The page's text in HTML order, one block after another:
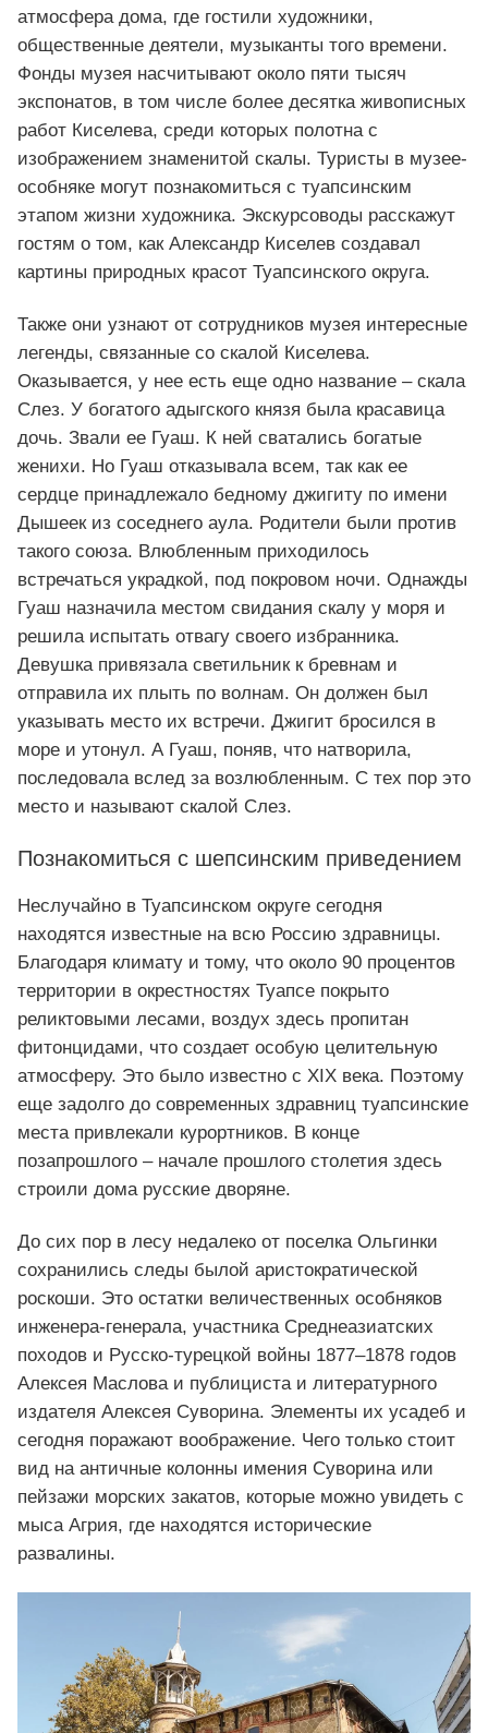
атмосфера дома, где гостили художники,
общественные деятели, музыканты того времени.
Фонды музея насчитывают около пяти тысяч
экспонатов, в том числе более десятка живописных
работ Киселева, среди которых полотна с
изображением знаменитой скалы. Туристы в музее-
особняке могут познакомиться с туапсинским
этапом жизни художника. Экскурсоводы расскажут
гостям о том, как Александр Киселев создавал
картины природных красот Туапсинского округа.
Также они узнают от сотрудников музея интересные
легенды, связанные со скалой Киселева.
Оказывается, у нее есть еще одно название – скала
Слез. У богатого адыгского князя была красавица
дочь. Звали ее Гуаш. К ней сватались богатые
женихи. Но Гуаш отказывала всем, так как ее
сердце принадлежало бедному джигиту по имени
Дышеек из соседнего аула. Родители были против
такого союза. Влюбленным приходилось
встречаться украдкой, под покровом ночи. Однажды
Гуаш назначила местом свидания скалу у моря и
решила испытать отвагу своего избранника.
Девушка привязала светильник к бревнам и
отправила их плыть по волнам. Он должен был
указывать место их встречи. Джигит бросился в
море и утонул. А Гуаш, поняв, что натворила,
последовала вслед за возлюбленным. С тех пор это
место и называют скалой Слез.
Познакомиться с шепсинским приведением
Неслучайно в Туапсинском округе сегодня
находятся известные на всю Россию здравницы.
Благодаря климату и тому, что около 90 процентов
территории в окрестностях Туапсе покрыто
реликтовыми лесами, воздух здесь пропитан
фитонцидами, что создает особую целительную
атмосферу. Это было известно с XIX века. Поэтому
еще задолго до современных здравниц туапсинские
места привлекали курортников. В конце
позапрошлого – начале прошлого столетия здесь
строили дома русские дворяне.
До сих пор в лесу недалеко от поселка Ольгинки
сохранились следы былой аристократической
роскоши. Это остатки величественных особняков
инженера-генерала, участника Среднеазиатских
походов и Русско-турецкой войны 1877–1878 годов
Алексея Маслова и публициста и литературного
издателя Алексея Суворина. Элементы их усадеб и
сегодня поражают воображение. Чего только стоит
вид на античные колонны имения Суворина или
пейзажи морских закатов, которые можно увидеть с
мыса Агрия, где находятся исторические
развалины.